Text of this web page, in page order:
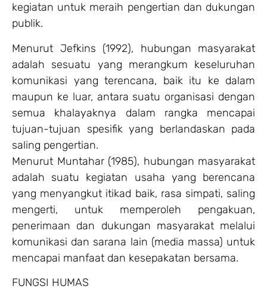
kegiatan untuk meraih pengertian dan dukungan
publik.
Menurut Jefkins (1992), hubungan masyarakat
adalah sesuatu yang merangkum keseluruhan
komunikasi yang terencana, baik itu ke dalam
maupun ke luar, antara suatu organisasi dengan
semua khalayaknya dalam rangka mencapai
tujuan-tujuan spesifik yang berlandaskan pada
saling pengertian.
Menurut Muntahar (1985), hubungan masyarakat
adalah suatu kegiatan usaha yang berencana
yang menyangkut itikad baik, rasa simpati, saling
mengerti, untuk memperoleh pengakuan,
penerimaan dan dukungan masyarakat melalui
komunikasi dan sarana lain (media massa) untuk
mencapai manfaat dan kesepakatan bersama.
FUNGSI HUMAS